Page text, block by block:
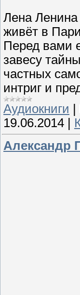
Лена Ленина
живёт в
Перед вами
завесу
частных
интриг и
Аудиокниги |
19.06.2014 |
Александр